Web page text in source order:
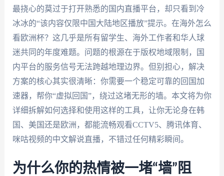
最挠心的莫过于打开熟悉的国内直播平台，却只看到冷
冰冰的“该内容仅限中国大陆地区播放”提示。在海外怎么
看欧洲杯？这几乎是所有留学生、海外工作者和华人球
迷共同的年度难题。问题的根源在于版权地域限制，国
内平台的服务信号无法跨越地理边界。但别担心，解决
方案的核心其实很清晰：你需要一个稳定可靠的回国加
速器，帮你“虚拟回国”，绕过这堵无形的墙。本文将为你
详细拆解如何选择和使用这样的工具，让你无论身在韩
国、美国还是欧洲，都能流畅观看CCTV5、腾讯体育、
咪咕视频的中文解说直播，不错过任何精彩瞬间。
为什么你的热情被一堵“墙”阻